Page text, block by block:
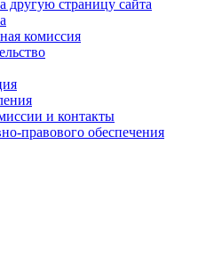
другую страницу сайта
комиссия
и контакты
правового обеспечения